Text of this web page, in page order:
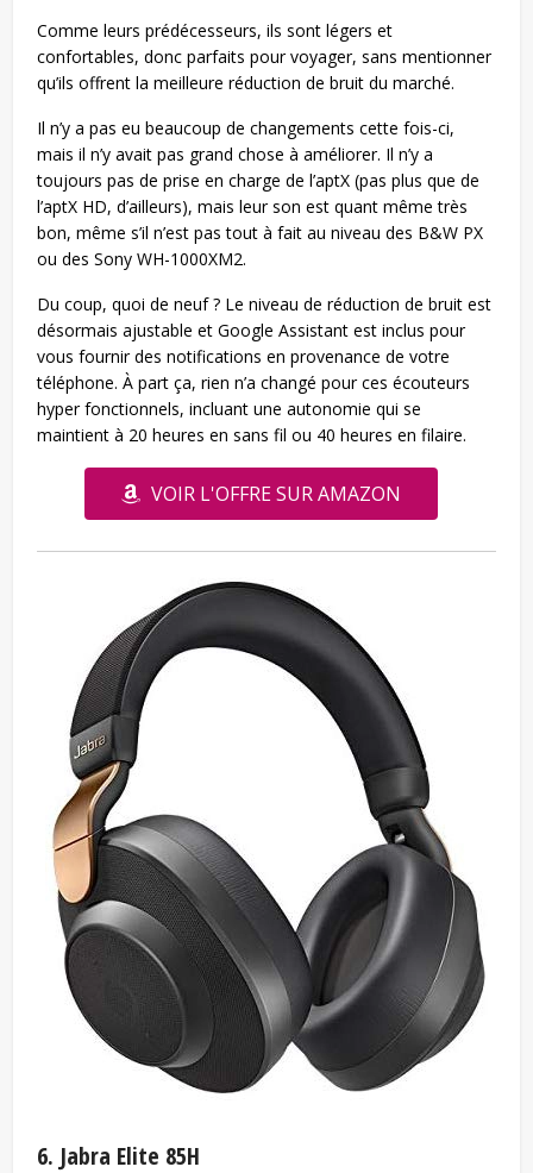
Comme leurs prédécesseurs, ils sont légers et
confortables, donc parfaits pour voyager, sans mentionner
qu’ils offrent la meilleure réduction de bruit du marché.
Il n’y a pas eu beaucoup de changements cette fois-ci,
mais il n’y avait pas grand chose à améliorer. Il n’y a
toujours pas de prise en charge de l’aptX (pas plus que de
l’aptX HD, d’ailleurs), mais leur son est quant même très
bon, même s’il n’est pas tout à fait au niveau des B&W PX
ou des Sony WH-1000XM2.
Du coup, quoi de neuf ? Le niveau de réduction de bruit est
désormais ajustable et Google Assistant est inclus pour
vous fournir des notifications en provenance de votre
téléphone. À part ça, rien n’a changé pour ces écouteurs
hyper fonctionnels, incluant une autonomie qui se
maintient à 20 heures en sans fil ou 40 heures en filaire.
VOIR L'OFFRE SUR AMAZON
6. Jabra Elite 85H